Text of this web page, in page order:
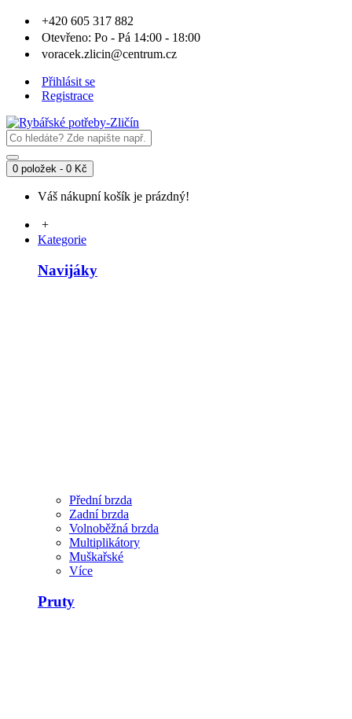
+420 605 317 882
Otevřeno: Po - Pá 14:00 - 18:00
voracek.zlicin@centrum.cz
Přihlásit se
Registrace
0 položek - 0 Kč
Váš nákupní košík je prázdný!
+
Kategorie
Navijáky
Přední brzda
Zadní brzda
Volnoběžná brzda
Multiplikátory
Muškařské
Více
Pruty